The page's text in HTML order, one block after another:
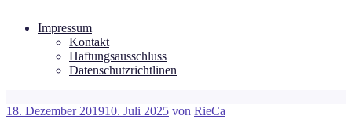
Impressum
Kontakt
Haftungsausschluss
Datenschutzrichtlinen
Veröffentlicht
18. Dezember 201910. Juli 2025 von RieCa